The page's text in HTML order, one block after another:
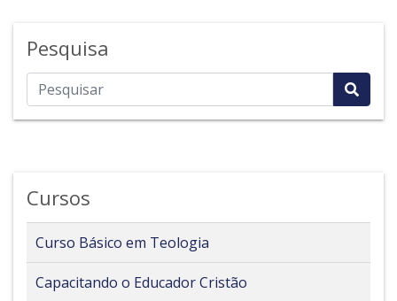
Pesquisa
Cursos
Curso Básico em Teologia
Capacitando o Educador Cristão